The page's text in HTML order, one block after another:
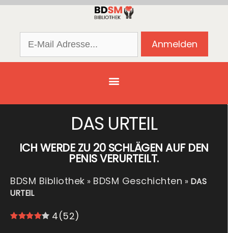
DAS URTEIL
ICH WERDE ZU 20 SCHLÄGEN AUF DEN
PENIS VERURTEILT.
BDSM Bibliothek » BDSM Geschichten » DAS
URTEIL
4(52)